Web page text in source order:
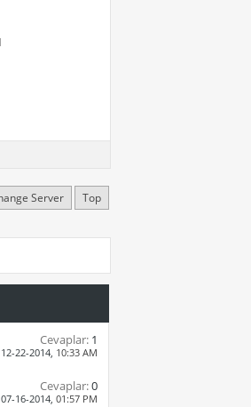
Server Top
Cevaplar: 1
12-22-2014, 10:33 AM
Cevaplar:0
07-16-2014, 01:57 PM